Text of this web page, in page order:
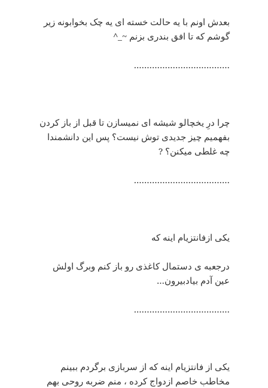
بعدش اونم با یه حالت خسته ای یه چک بخوابونه زیر
گوشم که تا افق بندری بزنم ~_^
……………………………….
چرا درِ یخچالو شیشه ای نمیسازن تا قبل از باز کردن
بفهمیم چیز جدیدی توش نیست؟ پس این دانشمندا
چه غلطی میکنن؟ ?
……………………………….
یکی ازفانتزیام اینه که
درجعبه ی دستمال کاغذی رو باز کنم وبرگ اولش
عین آدم بیادبیرون…
……………………………….
یکی از فانتزیام اینه که از سربازی برگردم ببینم
مخاطب خاصم ازدواج کرده ، منم ضربه روحی بهم